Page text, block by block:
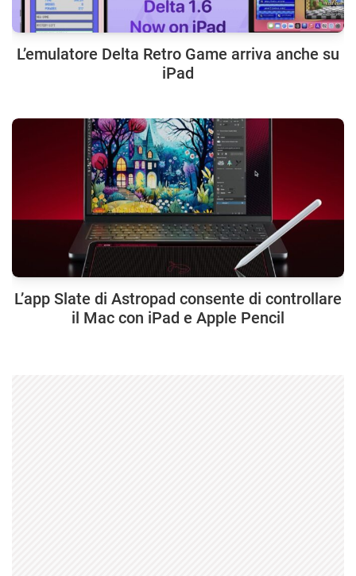
L’emulatore Delta Retro Game arriva anche su
iPad
L’app Slate di Astropad consente di controllare
il Mac con iPad e Apple Pencil